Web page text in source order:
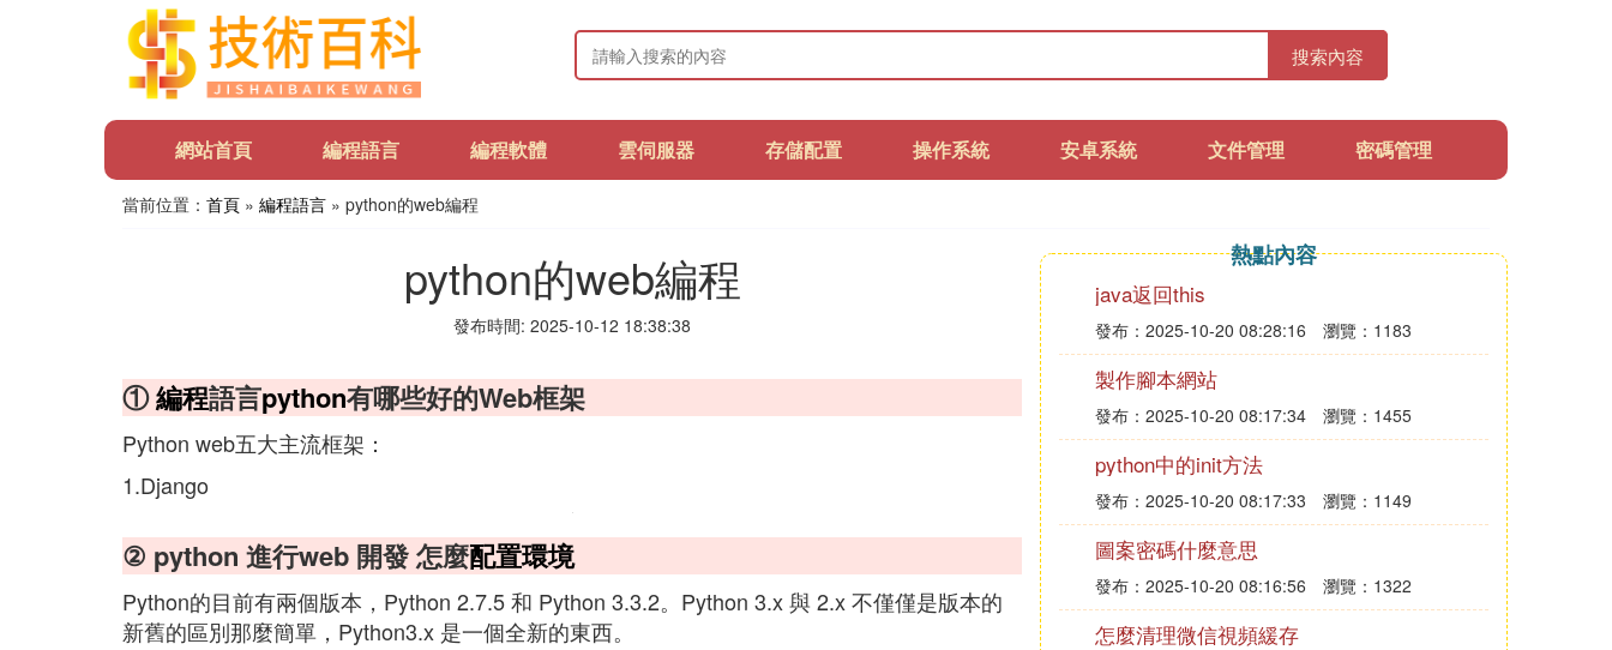
搜索內容
網站首頁 編程語言 編程軟體 雲伺服器 存儲配置 操作系統 安卓系統 文件管理 密碼管理
當前位置： 首頁 » 編程語言 » python的web編程
python的web編程
發布時間: 2025-10-12 18:38:38
①編程語言python有哪些好的Web框架
Python web五大主流框架：
1.Django
② python 進行web 開發 怎麼配置環境
Python的目前有兩個版本，Python 2.7.5 和 Python 3.3.2。Python 3.x 與 2.x 不僅僅是版本的
新舊的區別那麼簡單，Python3.x 是一個全新的東西。
熱點內容
java返回this
發布：2025-10-20 08:28:16 瀏覽：1183
製作腳本網站
發布：2025-10-20 08:17:34 瀏覽：1455
python中的init方法
發布：2025-10-20 08:17:33 瀏覽：1149
圖案密碼什麼意思
發布：2025-10-20 08:16:56 瀏覽：1322
怎麼清理微信視頻緩存